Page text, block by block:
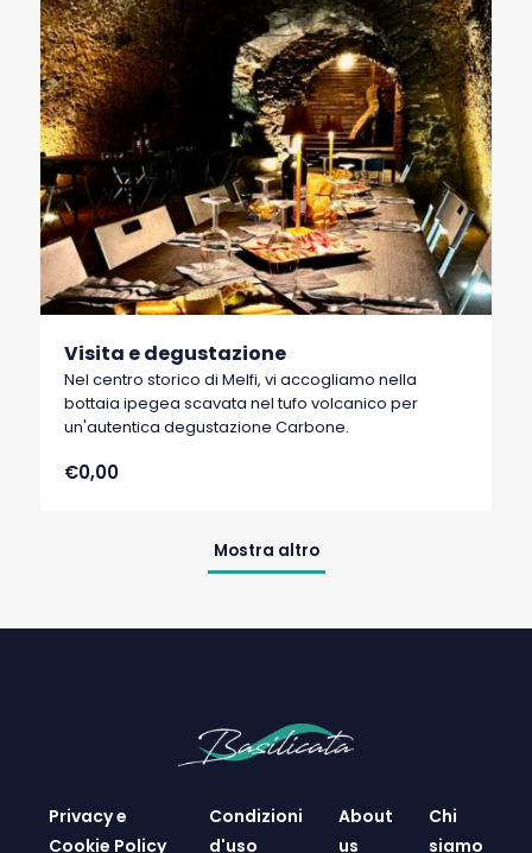
Visita e degustazione
Nel centro storico di Melfi, vi accogliamo nella
bottaia ipegea scavata nel tufo volcanico per
un'autentica degustazione Carbone.
€0,00
Mostra altro
Privacy e
Cookie Policy
Condizioni
d'uso
About
us
Chi
siamo